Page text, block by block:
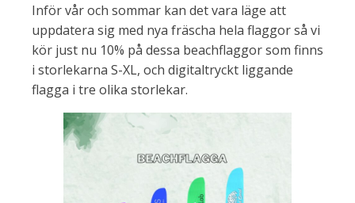
Inför vår och sommar kan det vara läge att
uppdatera sig med nya fräscha hela flaggor så vi
kör just nu 10% på dessa beachflaggor som finns
i storlekarna S-XL, och digitaltryckt liggande
flagga i tre olika storlekar.